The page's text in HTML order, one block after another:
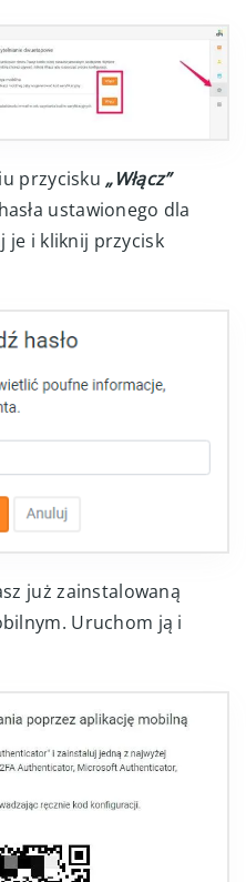
przycisku „Włącz”
ustawionego dla
je i kliknij przycisk
już zainstalowaną
Uruchom ją i